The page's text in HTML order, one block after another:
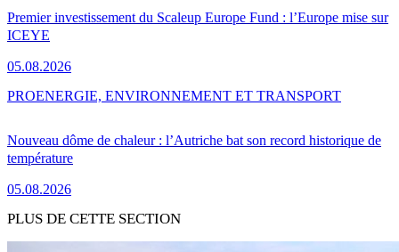
Premier investissement du Scaleup Europe Fund : l’Europe mise sur
ICEYE
05.08.2026
Nouveau dôme de chaleur : l’Autriche bat son record historique de
température
05.08.2026
PROENERGIE, ENVIRONNEMENT ET TRANSPORT
PLUS DE CETTE SECTION